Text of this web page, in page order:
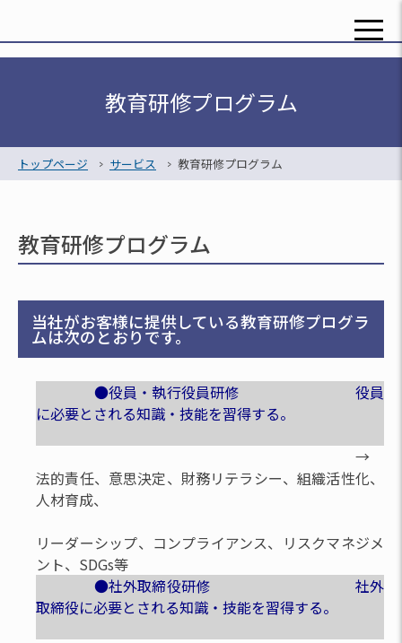
toggle
教育研修プログラム
トップページ > サービス > 教育研修プログラム
教育研修プログラム
当社がお客様に提供している教育研修プログラ
ムは次のとおりです。
●役員・執行役員研修 役員
に必要とされる知識・技能を習得する。
→
法的責任、意思決定、財務リテラシー、組織活性化、
人材育成、
リーダーシップ、コンプライアンス、リスクマネジメ
ント、SDGs等
●社外取締役研修 社外
取締役に必要とされる知識・技能を習得する。